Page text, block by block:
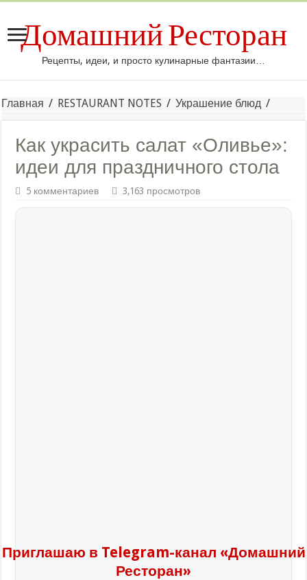
Домашний Ресторан
Рецепты, идеи, и просто кулинарные фантазии…
Главная / RESTAURANT NOTES / Украшение блюд /
Как украсить салат «Оливье»:
идеи для праздничного стола
5 комментариев 3,163 просмотров
Приглашаю в Telegram-канал «Домашний
Ресторан»